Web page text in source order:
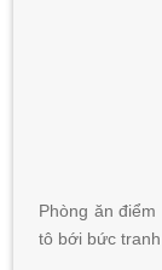
Phòng ăn
tô bới bức